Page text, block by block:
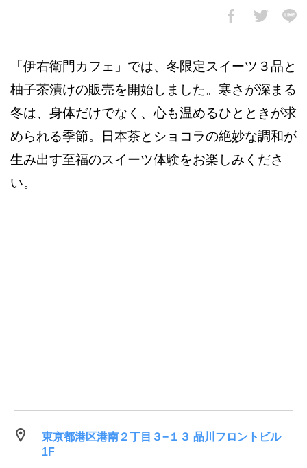
「伊右衛門カフェ」では、冬限定スイーツ３品と
柚子茶漬けの販売を開始しました。寒さが深まる
冬は、身体だけでなく、心も温めるひとときが求
められる季節。日本茶とショコラの絶妙な調和が
生み出す至福のスイーツ体験をお楽しみくださ
い。
東京都港区港南２丁目３−１３ 品川フロントビル
1F